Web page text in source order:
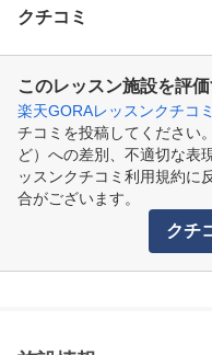
クチコミ
このレッスン施設を評
楽天GORAレッスンクチコ
チコミを投稿してください
ど）への差別、不適切な表
ッスンクチコミ利用規約に
合がございます。
クチ